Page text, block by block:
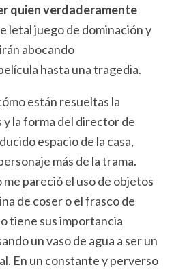
quien verdaderamente
letal juego de dominación y
abocando
hasta una tragedia.
están resueltas la
y la forma del director de
espacio de la casa,
más de la trama.
pareció el uso de objetos
de coser o el frasco de
tiene sus importancia
un vaso de agua a ser un
En un constante y perverso